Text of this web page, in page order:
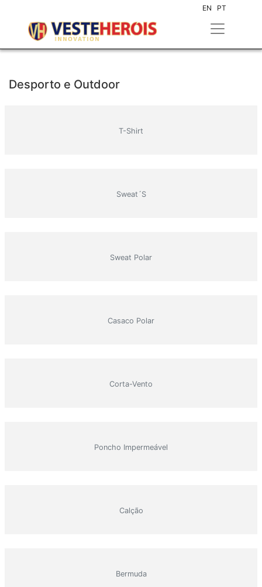
EN PT
Desporto e Outdoor
T-Shirt
Sweat´s
Sweat Polar
Casaco Polar
Corta-Vento
Poncho Impermeável
Calção
Bermuda